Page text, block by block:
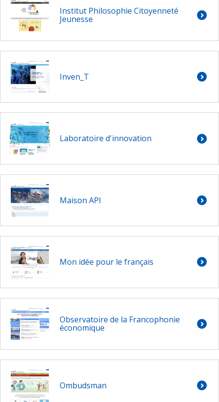
Institut Philosophie Citoyenneté
Jeunesse
Inven_T
Laboratoire d'innovation
Maison API
Mon idée pour le français
Observatoire de la Francophonie
économique
Ombudsman